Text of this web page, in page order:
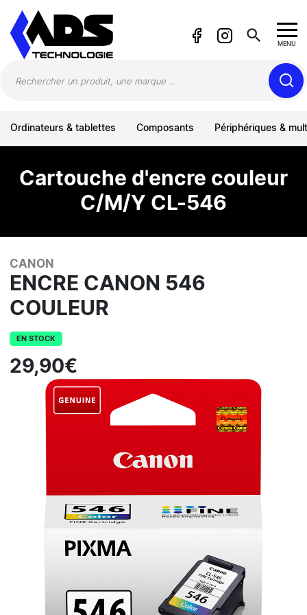
search MENU
Ordinateurs & tablettes Composants Périphériques &
Cartouche d'encre couleur
C/M/Y CL-546
CANON
ENCRE CANON 546
COULEUR
EN STOCK
29,90€